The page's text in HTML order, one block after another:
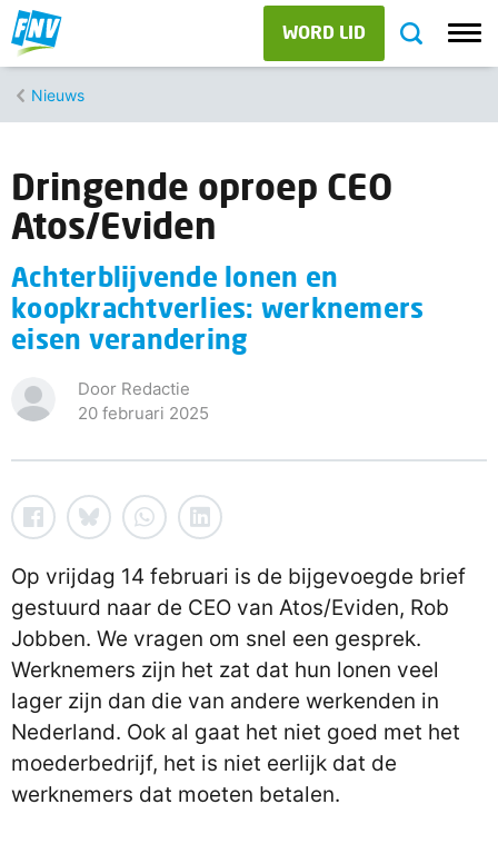
WORD LID
Nieuws
Dringende oproep CEO
Atos/Eviden
Achterblijvende lonen en
koopkrachtverlies: werknemers
eisen verandering
Door Redactie
20 februari 2025
Op vrijdag 14 februari is de bijgevoegde brief
gestuurd naar de CEO van Atos/Eviden, Rob
Jobben. We vragen om snel een gesprek.
Werknemers zijn het zat dat hun lonen veel
lager zijn dan die van andere werkenden in
Nederland. Ook al gaat het niet goed met het
moederbedrijf, het is niet eerlijk dat de
werknemers dat moeten betalen.